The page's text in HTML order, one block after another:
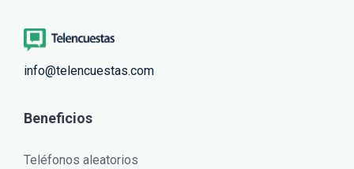
info@telencuestas.com
Beneficios
Teléfonos aleatorios